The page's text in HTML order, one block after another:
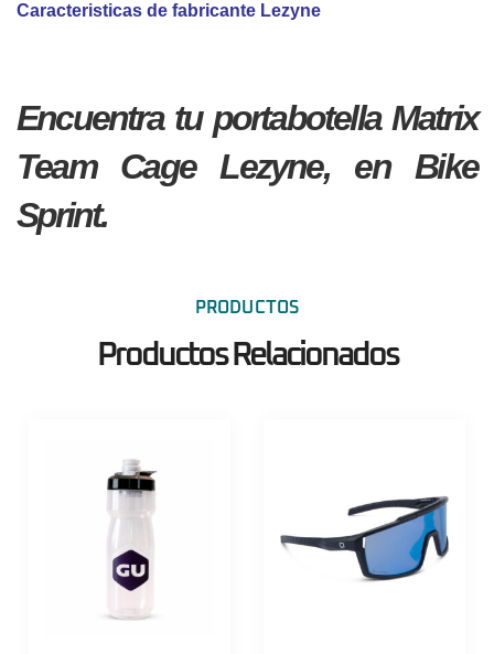
Caracteristicas de fabricante Lezyne
Encuentra tu portabotella Matrix
Team Cage Lezyne, en Bike
Sprint.
PRODUCTOS
Productos Relacionados